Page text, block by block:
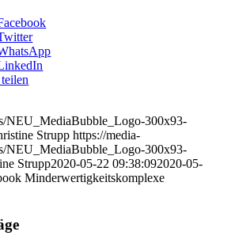
NEU_MediaBubble_Logo-300x93-
Strupp https://media-
NEU_MediaBubble_Logo-300x93-
Strupp2020-05-22 09:38:092020-05-
Minderwertigkeitskomplexe